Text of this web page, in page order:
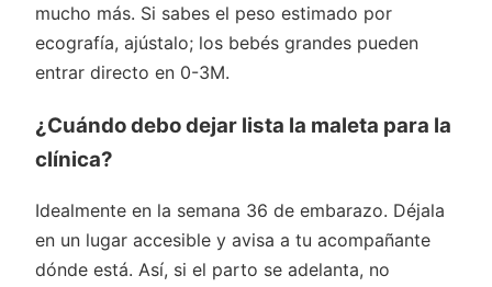
mucho más. Si sabes el peso estimado por
ecografía, ajústalo; los bebés grandes pueden
entrar directo en 0-3M.
¿Cuándo debo dejar lista la maleta para la
clínica?
Idealmente en la semana 36 de embarazo. Déjala
en un lugar accesible y avisa a tu acompañante
dónde está. Así, si el parto se adelanta, no